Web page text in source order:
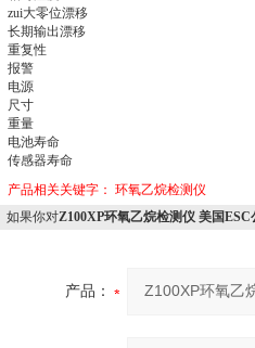
zui大零位漂移
长期输出漂移
重复性
报警
电源
尺寸
重量
电池寿命
传感器寿命
产品相关关键字： 环氧乙烷检测仪
如果你对Z100XP环氧乙烷检测仪 美国
产品：